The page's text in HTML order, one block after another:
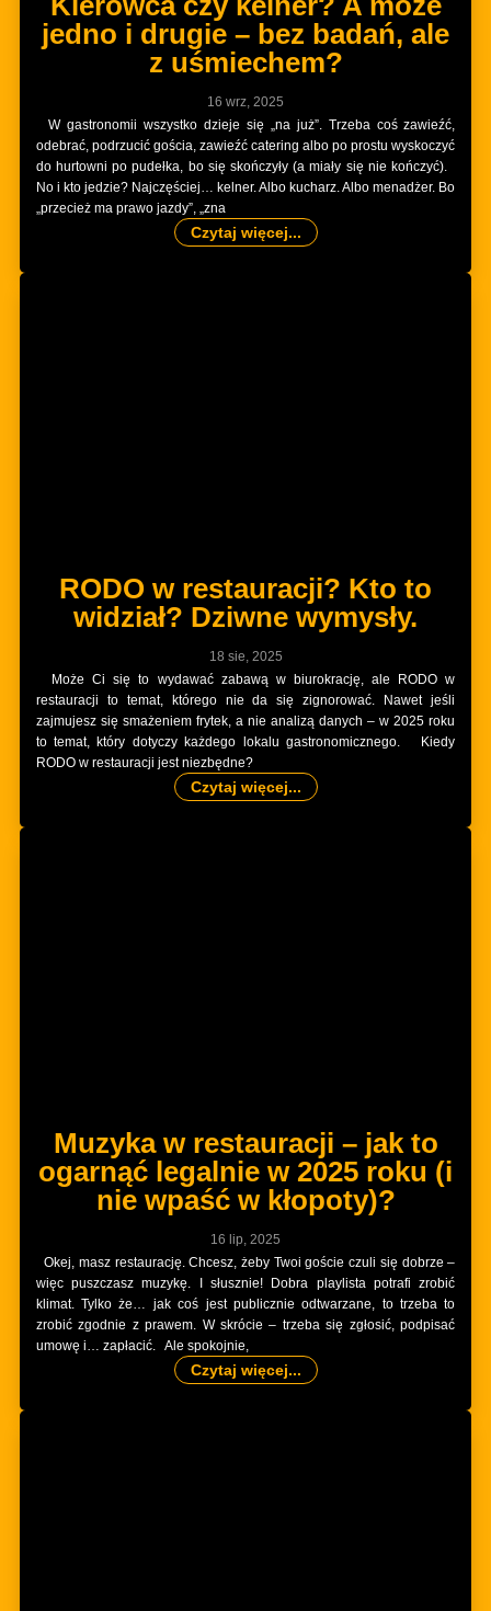
jedno i drugie – bez badań, ale
z uśmiechem?
16 wrz, 2025
W gastronomii wszystko dzieje się „na już”. Trzeba coś zawieźć,
odebrać, podrzucić gościa, zawieźć catering albo po prostu wyskoczyć
do hurtowni po pudełka, bo się skończyły (a miały się nie kończyć).
No i kto jedzie? Najczęściej… kelner. Albo kucharz. Albo menadżer. Bo
„przecież ma prawo jazdy”, „zna
Czytaj więcej...
RODO w restauracji? Kto to
widział? Dziwne wymysły.
18 sie, 2025
Może Ci się to wydawać zabawą w biurokrację, ale RODO w
restauracji to temat, którego nie da się zignorować. Nawet jeśli
zajmujesz się smażeniem frytek, a nie analizą danych – w 2025 roku
to temat, który dotyczy każdego lokalu gastronomicznego. Kiedy
RODO w restauracji jest niezbędne?
Czytaj więcej...
Muzyka w restauracji – jak to
ogarnąć legalnie w 2025 roku (i
nie wpaść w kłopoty)?
16 lip, 2025
Okej, masz restaurację. Chcesz, żeby Twoi goście czuli się dobrze –
więc puszczasz muzykę. I słusznie! Dobra playlista potrafi zrobić
klimat. Tylko że… jak coś jest publicznie odtwarzane, to trzeba to
zrobić zgodnie z prawem. W skrócie – trzeba się zgłosić, podpisać
umowę i… zapłacić. Ale spokojnie,
Czytaj więcej...